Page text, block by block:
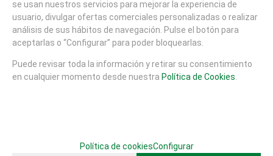
AREAS DE JUEGO
TIROLINAS (27)
se usan nuestros servicios para mejorar la experiencia de
usuario, divulgar ofertas comerciales personalizadas o realizar
análisis de sus hábitos de navegación. Pulse el botón para
aceptarlas o “Configurar” para poder bloquearlas.
Puede revisar toda la información y retirar su consentimiento
en cualquier momento desde nuestra Política de Cookies
Política de cookiesConfigurar